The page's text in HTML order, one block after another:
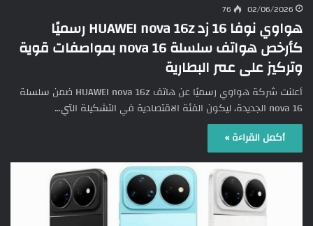
02/06/2026
76
هواوي نوفا 16 زد HUAWEI nova 16z رسميًا
كأرخص هواتف سلسلة nova 16 بمواصفات قوية
وتركيز على عمر البطارية
أعلنت شركة هواوي رسميًا عن هاتف HUAWEI nova 16z ضمن سلسلة
nova 16 الجديدة، ليكون الفئة الاقتصادية في التشكيلة التي…
أكمل القراءة »